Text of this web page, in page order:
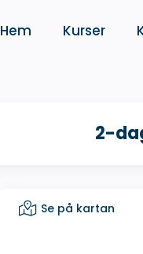
Hem Kurser
2-
Se på kartan